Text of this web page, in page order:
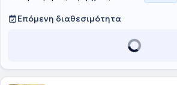
Επόμενη διαθεσιμότητα